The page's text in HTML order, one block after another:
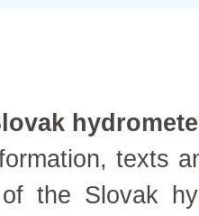
texts
the Slovak